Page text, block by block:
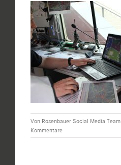
Von Rosenbauer Social Media Team
Kommentare